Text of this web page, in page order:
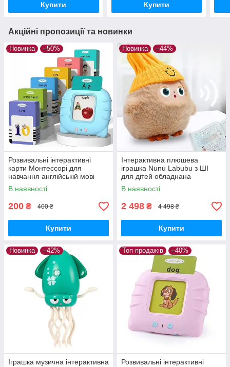
Купити Купити
Акційні пропозиції та новинки
Новинка –50%
Розвивальні інтерактивні
карти Монтессорі для
навчання англійській мові
Блакитний
В наявності
200 ₴ 400 ₴
Купити
Новинка –44%
Інтерактивна плюшева
іграшка Nunu Labubu з ШІ
для дітей обладнана
світлодіодними очима та
здатністю адаптувати
поведінку
В наявності
2 498 ₴ 4 498 ₴
Купити
Новинка –42%
Іграшка музична інтерактивна
Топ продажів –40%
Розвивальні інтерактивні